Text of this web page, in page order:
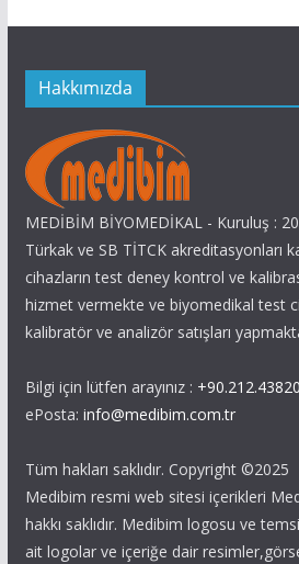
Hakkımızda
MEDİBİM BİYOMEDİKAL - Kuruluş :
Türkak ve SB TİTCK akreditasyonları
cihazların test deney kontrol ve
hizmet vermekte ve biyomedikal test
kalibratör ve analizör satışları
Bilgi için lütfen arayınız :
ePosta: info@medibim.com.tr
Tüm hakları saklıdır. Copyright ©2025
Medibim resmi web sitesi içerikleri
hakkı saklıdır. Medibim logosu ve
ait logolar ve içeriğe dair